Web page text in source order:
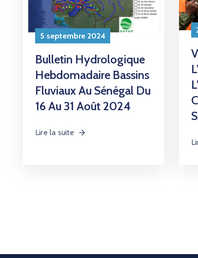
5 septembre 2024
Bulletin Hydrologique
Hebdomadaire Bassins
Fluviaux Au Sénégal Du
16 Au 31 Août 2024
Lire la suite